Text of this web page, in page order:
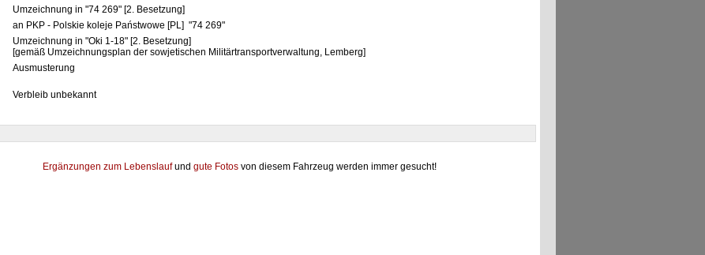
Umzeichnung in "74 269" [2. Besetzung]
an PKP - Polskie koleje Państwowe [PL] "74 269"
Umzeichnung in "Oki 1-18" [2. Besetzung]
[gemäß Umzeichnungsplan der sowjetischen Militärtransportverwaltung, Lemberg]
Ausmusterung
Verbleib unbekannt
Ergänzungen zum Lebenslaufund gute Fotos von diesem Fahrzeug werden immer gesucht!